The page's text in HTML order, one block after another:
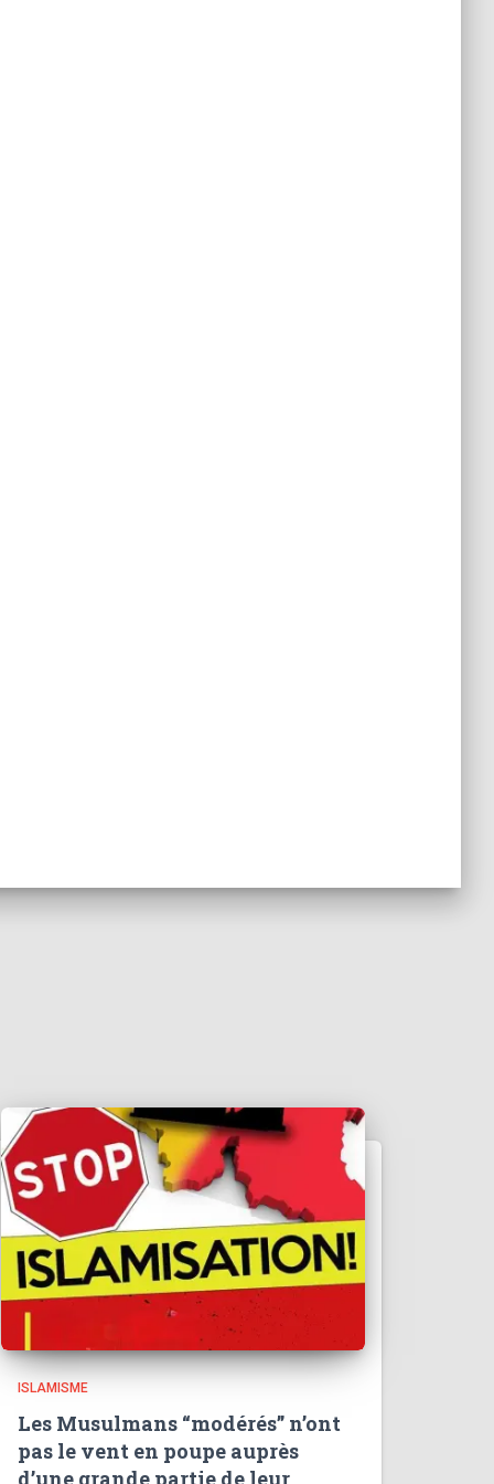
ISLAMISME
Les Musulmans “modérés” n’ont
pas le vent en poupe auprès
d’une grande partie de leur